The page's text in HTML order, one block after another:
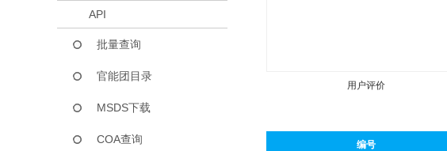
API
批量查询
官能团目录
MSDS下载
COA查询
用户评价
编号